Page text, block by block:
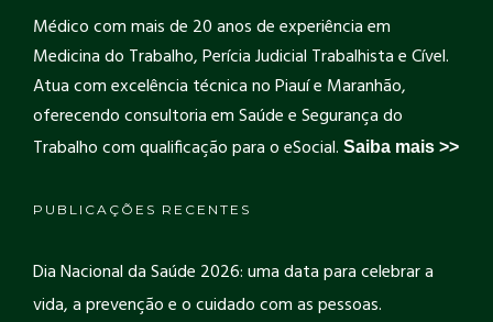
Médico com mais de 20 anos de experiência em
Medicina do Trabalho, Perícia Judicial Trabalhista e Cível.
Atua com excelência técnica no Piauí e Maranhão,
oferecendo consultoria em Saúde e Segurança do
Trabalho com qualificação para o eSocial. Saiba mais >>
PUBLICAÇÕES RECENTES
Dia Nacional da Saúde 2026: uma data para celebrar a
vida, a prevenção e o cuidado com as pessoas.